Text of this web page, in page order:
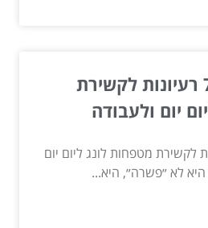
אופנה צנועה: 7 רעיונות לקשירת
יום ולעבודה
7 רעיונות לקשירת מטפחות לונג ליום יום
לא ״פשרה״, היא...